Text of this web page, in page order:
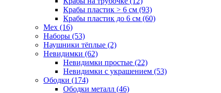
Крабы пластик > 6 см (93)
Крабы пластик до 6 см (60)
Мех (16)
Наборы (53)
Наушники тёплые (2)
Невидимки (62)
Невидимки простые (22)
Невидимки с украшением (53)
Ободки (174)
Ободки металл (46)